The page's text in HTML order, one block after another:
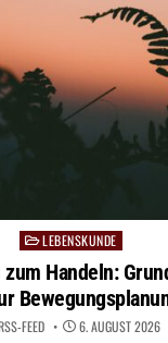
PostedLEBENSKUNDE
Handeln:
FEED 6. AUGUST 2026